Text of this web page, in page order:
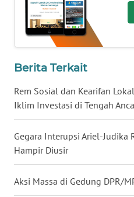
Berita Terkait
Rem Sosial dan Kearifan
Iklim Investasi di Tengah
Gegara Interupsi Ariel-Judika
Hampir Diusir
Aksi Massa di Gedung DPR/
WN
MALUKU
WN
MALUT
WN
DAIRI
WN
DANAU